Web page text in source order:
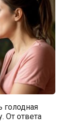
голодная
От ответа